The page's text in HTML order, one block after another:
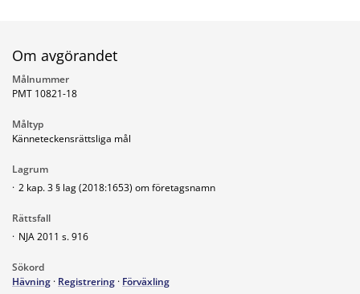
Om avgörandet
Målnummer
PMT 10821-18
Måltyp
Känneteckensrättsliga mål
Lagrum
· 2 kap. 3 § lag (2018:1653) om företagsnamn
Rättsfall
· NJA 2011 s. 916
Sökord
Hävning · Registrering · Förväxling